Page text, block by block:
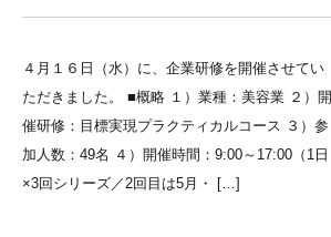
４月１６日（水）に、企業研修を開催させてい
ただきました。 ■概略 １）業種：美容業 ２）開
催研修：目標実現プラクティカルコース ３）参
加人数：49名 ４）開催時間：9:00～17:00（1日
×3回シリーズ／2回目は5月・ […]